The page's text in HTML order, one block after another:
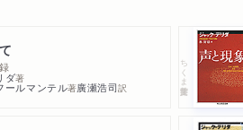
ダ著
ールマンテル著廣瀬浩司訳
ちくま学芸文庫